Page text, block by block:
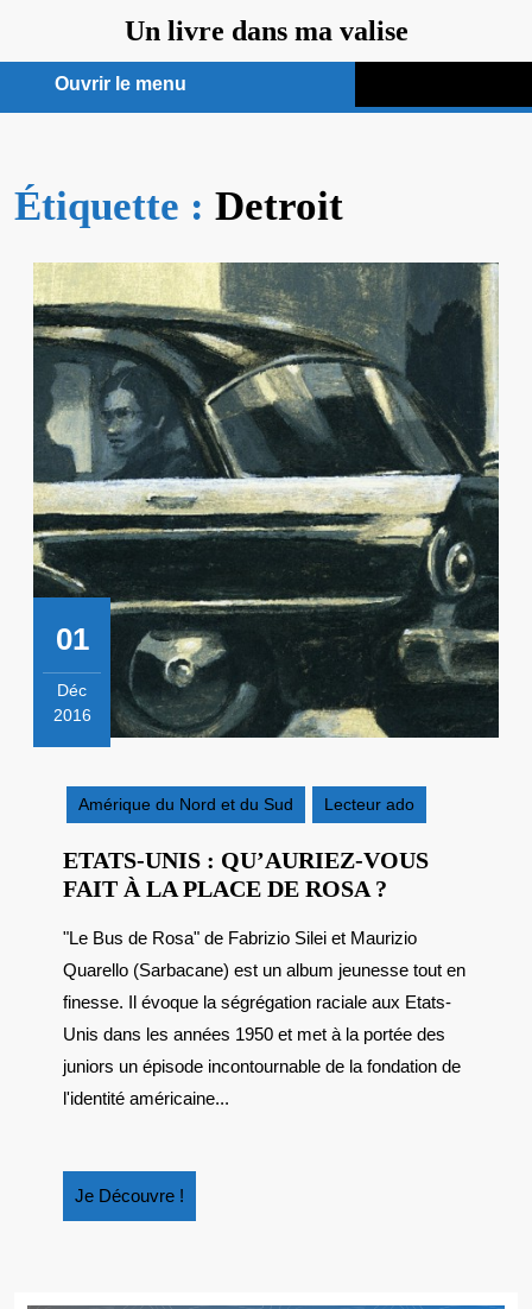
contenu
Un livre dans ma valise
Ouvrir le menu
menu
Étiquette : Detroit
01
Déc
2016
2016
Amérique du Nord et du Sud
Lecteur ado
ETATS-UNIS : QU’AURIEZ-VOUS
FAIT À LA PLACE DE ROSA ?
:
QU’AURIEZ-
VOUS
FAIT
À
"Le Bus de Rosa" de Fabrizio Silei et Maurizio
Quarello (Sarbacane) est un album jeunesse tout en
finesse. Il évoque la ségrégation raciale aux Etats-
Unis dans les années 1950 et met à la portée des
juniors un épisode incontournable de la fondation de
l'identité américaine...
Je Découvre !
Découvre